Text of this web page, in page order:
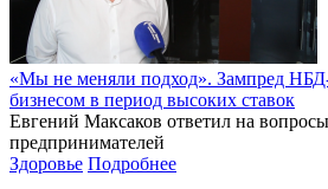
«Мы не меняли подход». Зампред НБД-
бизнесом в период высоких ставок
Евгений Максаков ответил на
предпринимателей
Здоровье Подробнее